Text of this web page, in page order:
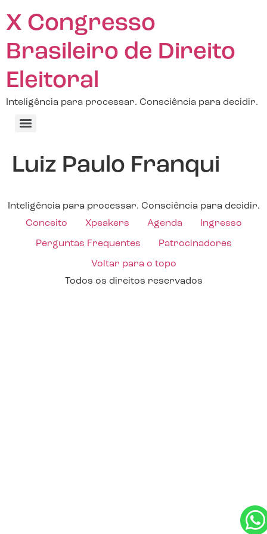
X Congresso
Brasileiro de Direito
Eleitoral
Inteligência para processar. Consciência para decidir.
Luiz Paulo Franqui
Inteligência para processar. Consciência para decidir.
Conceito
Xpeakers Agenda Ingresso
Perguntas Frequentes Patrocinadores
Voltar para o topo
Todos os direitos reservados